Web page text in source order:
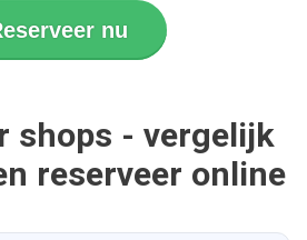
nu
shops - vergelijk
reserveer online